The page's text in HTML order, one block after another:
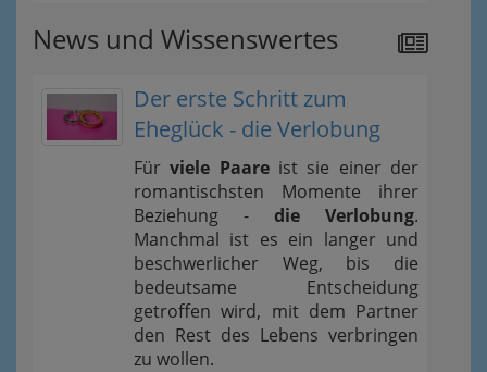
News und Wissenswertes
Der erste Schritt zum
Eheglück - die Verlobung
Fürviele Paareist sie einer der
romantischsten Momente ihrer
Beziehung - die Verlobung.
Manchmal ist es ein langer und
beschwerlicher Weg, bis die
bedeutsame Entscheidung
getroffen wird, mit dem Partner
den Rest des Lebens verbringen
zu wollen.